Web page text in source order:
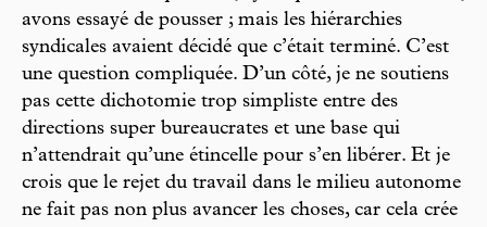
avons essayé de pousser ; mais les hiérarchies
syndicales avaient décidé que c’était terminé. C’est
une question compliquée. D’un côté, je ne soutiens
pas cette dichotomie trop simpliste entre des
directions super bureaucrates et une base qui
n’attendrait qu’une étincelle pour s’en libérer. Et je
crois que le rejet du travail dans le milieu autonome
ne fait pas non plus avancer les choses, car cela crée